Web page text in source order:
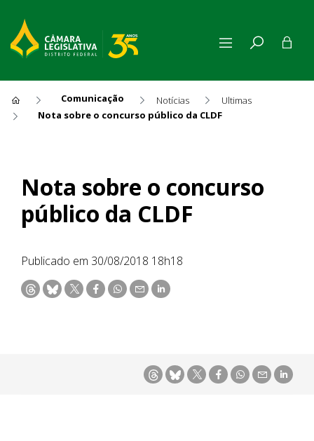
Comunicação Notícias
Ultimas
Nota sobre o concurso público da CLDF
Nota sobre o concurso
público da CLDF
Publicado em 30/08/2018 18h18